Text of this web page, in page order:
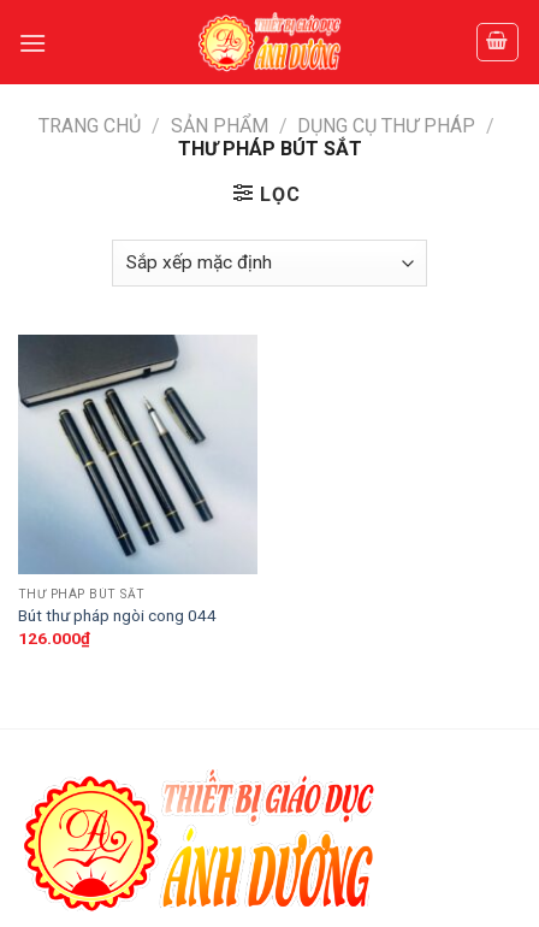
TRANG CHỦ / SẢN PHẨM / DỤNG CỤ THƯ PHÁP /
THƯ PHÁP BÚT SẮT
LỌC
THƯ PHÁP BÚT SẮT
Bút thư pháp ngòi cong 044
126.000₫